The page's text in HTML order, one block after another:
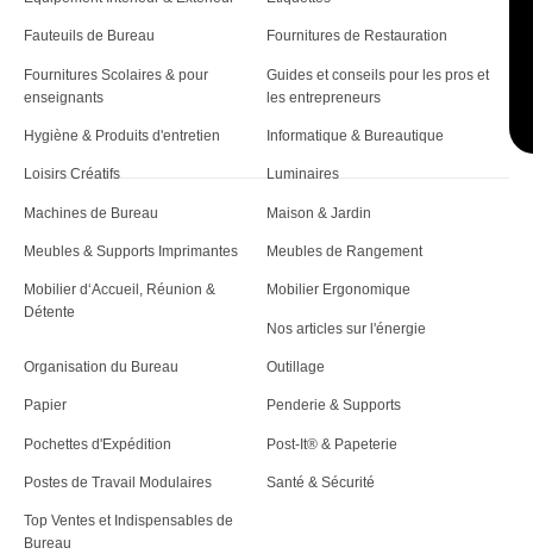
Fauteuils de Bureau Fournitures de Restauration
Fournitures Scolaires & pour
enseignants
Guides et conseils pour les pros et
les entrepreneurs
Hygiène & Produits d'entretien Informatique & Bureautique
Loisirs Créatifs Luminaires
Machines de Bureau Maison & Jardin
Meubles & Supports Imprimantes Meubles de Rangement
Mobilier d‘Accueil, Réunion &
Détente
Mobilier Ergonomique
Nos articles sur l'énergie
Organisation du Bureau Outillage
Papier Penderie & Supports
Pochettes d'Expédition Post-It® & Papeterie
Postes de Travail Modulaires Santé & Sécurité
Top Ventes et Indispensables de
Bureau